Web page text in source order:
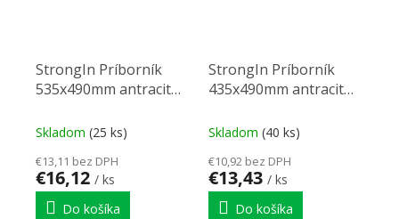
StrongIn Príborník
535x490mm antracit
Skladom (25 ks)
€13,11 bez DPH
€16,12 / ks
Do košíka
StrongIn Príborník
435x490mm antracit
Skladom (40 ks)
€10,92 bez DPH
€13,43 / ks
Do košíka